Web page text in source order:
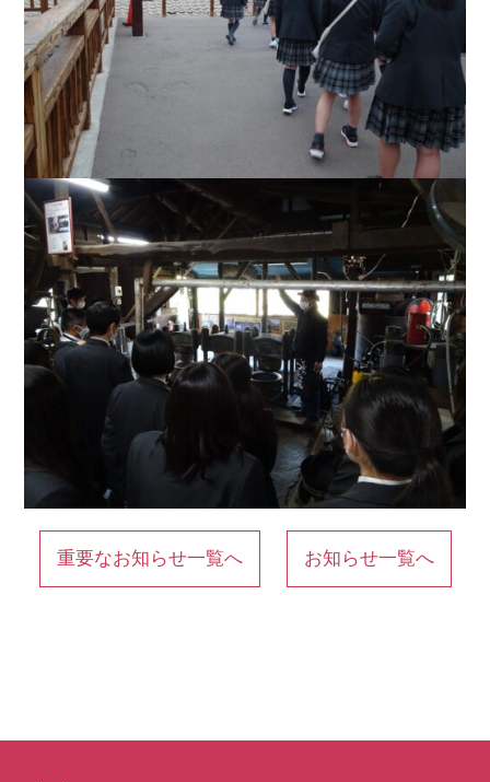
重要なお知らせ一覧へ お知らせ一覧へ